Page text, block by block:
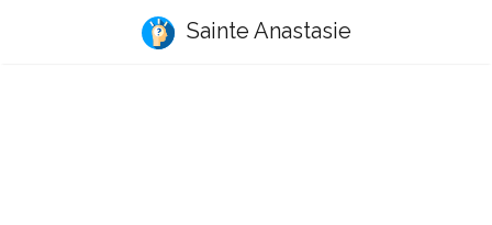
Sainte Anastasie